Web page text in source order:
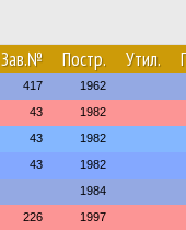
Зав.№ Постр. Утил.
417 1962
43 1982
43 1982
43 1982
1984
226 1997